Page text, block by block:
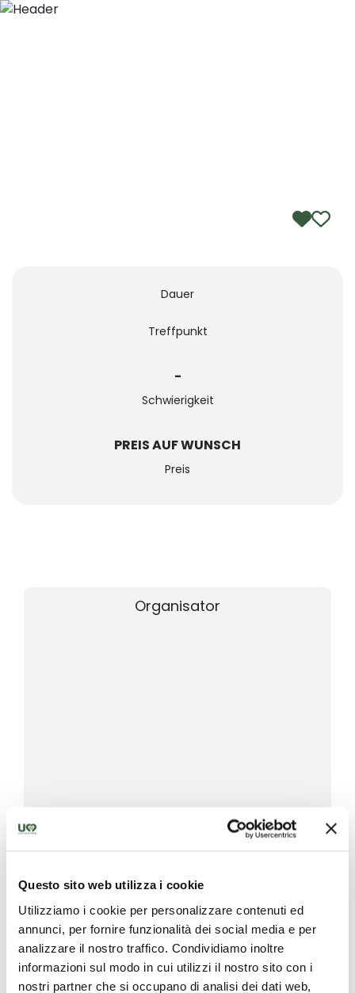
Questo sito web utilizza i cookie
Utilizziamo i cookie per personalizzare contenuti ed
annunci, per fornire funzionalità dei social media e per
analizzare il nostro traffico. Condividiamo inoltre
informazioni sul modo in cui utilizzi il nostro sito con i
nostri partner che si occupano di analisi dei dati web,
Zum Hauptinhalt springen
Dauer
Treffpunkt
-
Schwierigkeit
PREIS AUF WUNSCH
Preis
Organisator